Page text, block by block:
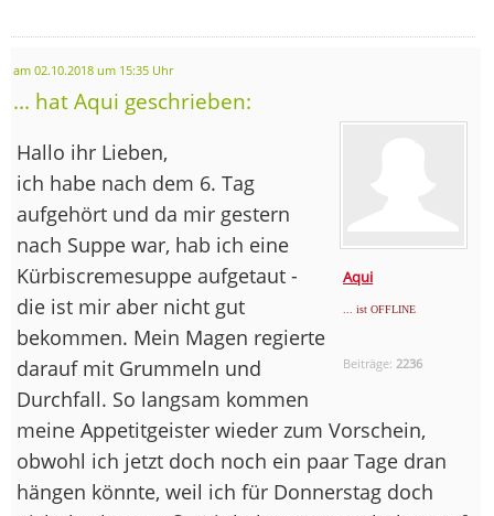
am 02.10.2018 um 15:35 Uhr
... hat Aqui geschrieben:
Aqui
... ist OFFLINE
Beiträge: 2236
Hallo ihr Lieben,
ich habe nach dem 6. Tag
aufgehört und da mir gestern
nach Suppe war, hab ich eine
Kürbiscremesuppe aufgetaut -
die ist mir aber nicht gut
bekommen. Mein Magen regierte
darauf mit Grummeln und
Durchfall. So langsam kommen
meine Appetitgeister wieder zum Vorschein,
obwohl ich jetzt doch noch ein paar Tage dran
hängen könnte, weil ich für Donnerstag doch